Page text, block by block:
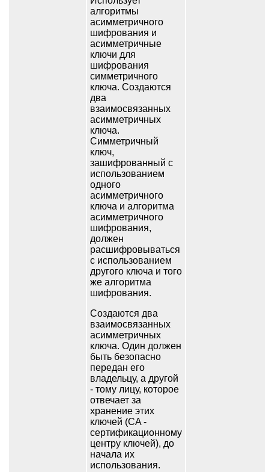
алгоритмы
асимметричного
шифрования и
асимметричные
ключи для
шифрования
симметричного
ключа. Создаются
два
взаимосвязанных
асимметричных
ключа.
Симметричный
ключ,
зашифрованный с
использованием
одного
асимметричного
ключа и алгоритма
асимметричного
шифрования,
должен
расшифровываться
с использованием
другого ключа и того
же алгоритма
шифрования.
Создаются два
взаимосвязанных
асимметричных
ключа. Один должен
быть безопасно
передан его
владельцу, а другой
- тому лицу, которое
отвечает за
хранение этих
ключей (CA -
сертификационному
центру ключей), до
начала их
использования.